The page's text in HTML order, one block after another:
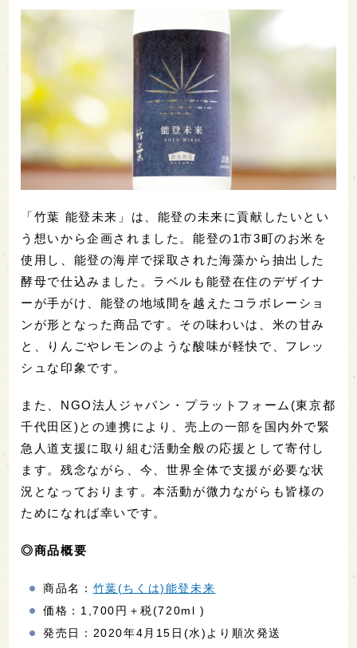
「竹葉 能登未来」は、能登の未来に貢献したいとい
う想いから企画されました。能登の1市3町のお米を
使用し、能登の海岸で採取された海藻から抽出した
酵母で仕込みました。ラベルも能登在住のデザイナ
ーが手がけ、能登の地域間を越えたコラボレーショ
ンが形となった商品です。その味わいは、米の甘み
と、りんごやレモンのような酸味が軽快で、フレッ
シュな印象です。
また、NGO法人ジャパン・プラットフォーム(東京都
千代田区)との連携により、売上の一部を国内外で緊
急人道支援に取り組む活動全般の応援として寄付し
ます。残念ながら、今、世界全体で支援が必要な状
況となっております。本活動が微力ながらも皆様の
ためになれば幸いです。
◎商品概要
商品名： 竹葉(ちくは)能登未来
価格：1,700円＋税(720ml )
発売日：2020年4月15日(水)より順次発送